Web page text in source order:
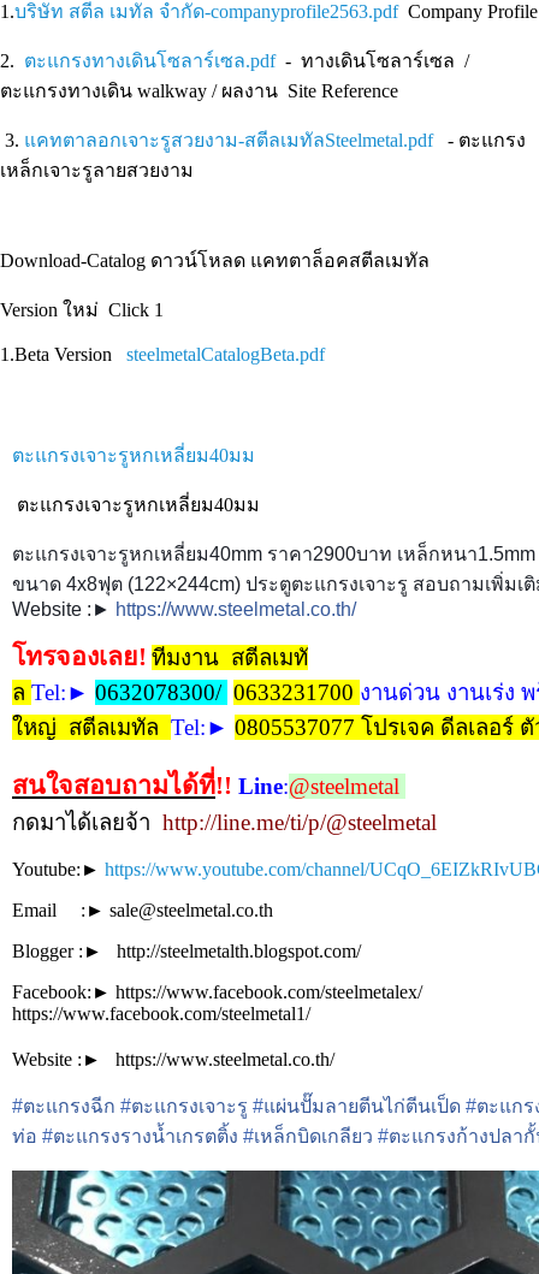
1.บริษัท สตีล เมทัล จำกัด-companyprofile2563.pdfCompany Profile
2. ตะแกรงทางเดินโซลาร์เซล.pdf- ทางเดินโซลาร์เซล /
ตะแกรงทางเดิน walkway / ผลงาน Site Reference
3. แคทตาลอกเจาะรูสวยงาม-สตีลเมทัลSteelmetal.pdf- ตะแกรง
เหล็กเจาะรูลายสวยงาม
Download-Catalog ดาวน์โหลด แคทตาล็อคสตีลเมทัล
Version ใหม่ Click 1
1.Beta Version steelmetalCatalogBeta.pdf
ตะแกรงเจาะรูหกเหลี่ยม40มม
ตะแกรงเจาะรูหกเหลี่ยม40มม
ตะแกรงเจาะรูหกเหลี่ยม40mm ราคา2900บาท เหล็กหนา1.5mm
ขนาด 4x8ฟุต (122×244cm) ประตูตะแกรงเจาะรู สอบถามเพิ่มเ
Website :► https://www.steelmetal.co.th/
โทรจองเลย! ทีมงาน สตีลเมทั
ล Tel:► 0632078300/ 0633231700 งานด่วน งานเร่ง
ใหญ่ สตีลเมทัล Tel:► 0805537077 โปรเจค ดีลเลอร์
สนใจสอบถามได้ที่!! Line:@steelmetal
กดมาได้เลยจ้า http://line.me/ti/p/@steelmetal
Youtube:► https://www.youtube.com/channel/
Email :► sale@steelmetal.co.th
Blogger :► http://steelmetalth.blogspot.com/
Facebook:► https://www.facebook.com/steelmetalex/
https://www.facebook.com/steelmetal1/
Website :► https://www.steelmetal.co.th/
#ตะแกรงฉีก #ตะแกรงเจาะรู #แผ่นปั๊มลายตีนไก่ตีนเป็ด #ตะแกร
ท่อ #ตะแกรงรางน้ำเกรตติ้ง #เหล็กบิดเกลียว #ตะแกรงก้างปลา